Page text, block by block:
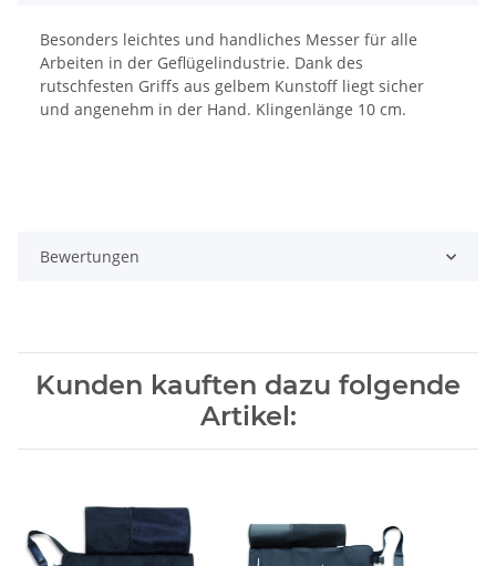
Besonders leichtes und handliches Messer für alle
Arbeiten in der Geflügelindustrie. Dank des
rutschfesten Griffs aus gelbem Kunstoff liegt sicher
und angenehm in der Hand. Klingenlänge 10 cm.
Bewertungen
Kunden kauften dazu folgende
Artikel: